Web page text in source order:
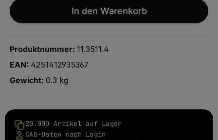
In den Warenkorb
Produktnummer: 11.3511.4
EAN: 4251412935367
Gewicht: 0.3 kg
20.000 Artikel auf Lager
CAD-Daten nach Login